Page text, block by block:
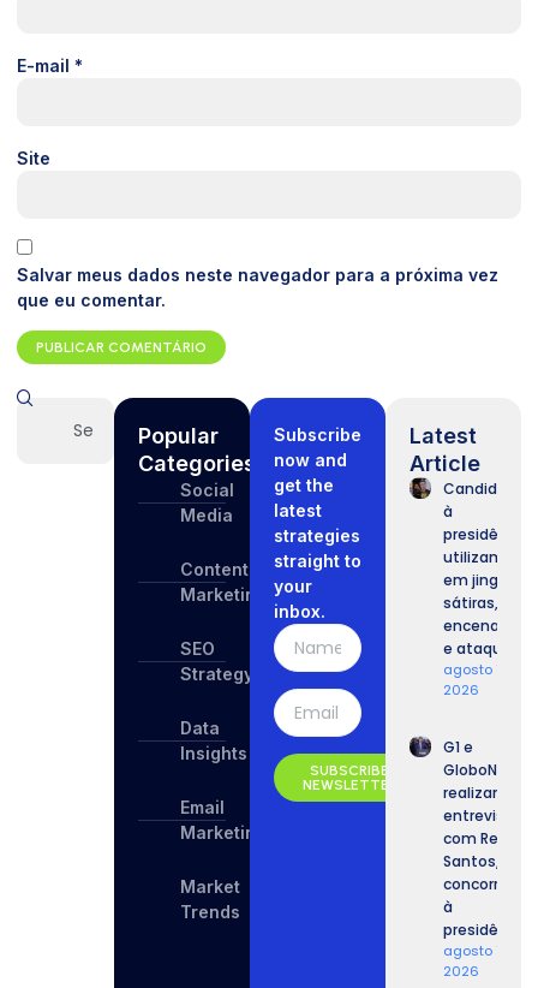
E-mail *
Site
Salvar meus dados neste navegador para a próxima vez
que eu comentar.
Popular
Categories
Social
Media
Content
Marketing
SEO
Strategy
Data
Insights
Email
Marketing
Market
Trends
Subscribe
now and
get the
latest
strategies
straight to
your
inbox.
SUBSCRIBE
NEWSLETTER
Latest
Article
Candidatos
à
presidência
utilizam IA
em jingles,
sátiras,
encenações
e ataques.
agosto 7,
2026
G1 e
GloboNews
realizam
entrevista
com Renan
Santos,
concorrente
à
presidência.
agosto 7,
2026